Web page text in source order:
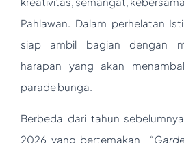
Pahlawan. Dalam perhelatan
siap ambil bagian dengan
harapan yang akan
parade bunga.
Berbeda dari tahun
2026 yang bertemakan “